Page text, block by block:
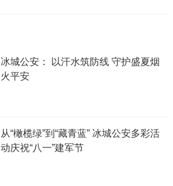
冰城公安： 以汗水筑防线 守护盛夏烟
火平安
从“橄榄绿”到“藏青蓝” 冰城公安多彩活
动庆祝“八一”建军节